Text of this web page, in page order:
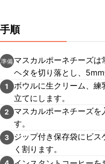
手順
準備 マスカルポーネチーズ
ヘタを切り落とし、5mm
1
ボウルに生クリーム、
立てにします。
2
マスカルポーネチーズを
す。
3
ジップ付き保存袋にビ
く割ります。